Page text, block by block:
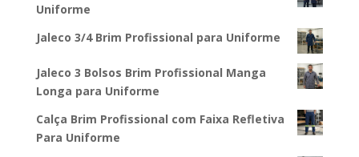
Uniforme
Jaleco 3/4 Brim Profissional para Uniforme
Jaleco 3 Bolsos Brim Profissional Manga
Longa para Uniforme
Calça Brim Profissional com Faixa Refletiva
Para Uniforme